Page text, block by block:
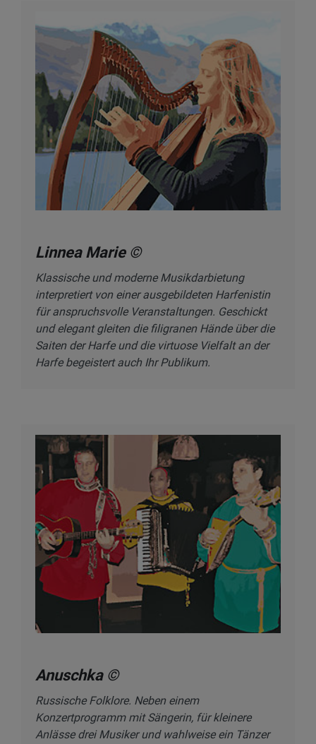
Linnea Marie©
Klassische und moderne Musikdarbietung
interpretiert von einer ausgebildeten Harfenistin
für anspruchsvolle Veranstaltungen. Geschickt
und elegant gleiten die filigranen Hände über die
Saiten der Harfe und die virtuose Vielfalt an der
Harfe begeistert auch Ihr Publikum.
Anuschka ©
Russische Folklore. Neben einem
Konzertprogramm mit Sängerin, für kleinere
Anlässe drei Musiker und wahlweise ein Tänzer